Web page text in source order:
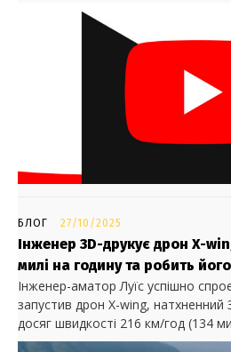
БЛОГ 27/10/2025
Інженер 3D-друкує дрон X-
милі на годину та робить
Інженер-аматор Луїс успішно
запустив дрон X-wing, натхненний
досяг швидкості 216 км/год (134